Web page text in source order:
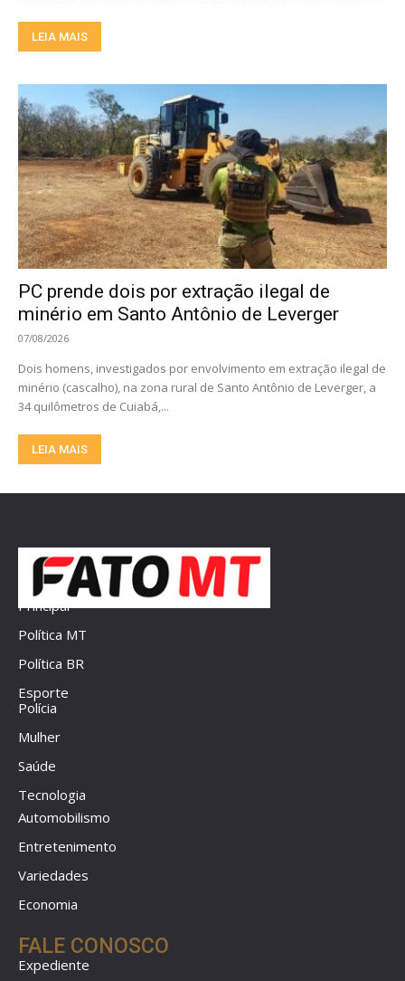
LEIA MAIS
PC prende dois por extração ilegal de
minério em Santo Antônio de Leverger
07/08/2026
Dois homens, investigados por envolvimento em extração ilegal de
minério (cascalho), na zona rural de Santo Antônio de Leverger, a
34 quilômetros de Cuiabá,...
LEIA MAIS
Principal
Política MT
Política BR
Esporte
Polícia
Mulher
Saúde
Tecnologia
Automobilismo
Entretenimento
Variedades
Economia
FALE CONOSCO
Expediente